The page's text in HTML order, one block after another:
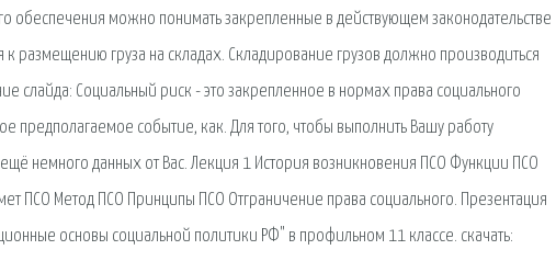
обеспечения можно понимать закрепленные в действующем законодательстве
груза на складах. Складирование грузов должно производиться
слайда: Социальный риск - это закрепленное в нормах права социального
событие, как. Для того, чтобы выполнить Вашу работу
немного данных от Вас. Лекция 1 История возникновения ПСО Функции ПСО
ПСО Метод ПСО Принципы ПСО Отграничение права социального. Презентация
основы социальной политики РФ" в профильном 11 классе. cкачать: